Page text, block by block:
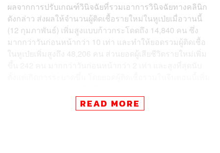
ผลจากการปรับเกณฑ์วินิจฉัยที่รวมเอาการวินิจฉัยทางคลินิก
ดังกล่าว ส่งผลให้จำนวนผู้ติดเชื้อรายใหม่ในหูเป่ยเมื่อวานนี้
(12 กุมภาพันธ์) เพิ่มสูงแบบก้าวกระโดดถึง 14,840 คน ซึ่ง
มากกว่าวันก่อนหน้ากว่า 10 เท่า และทำให้ยอดรวมผู้ติดเชื้อ
ในหูเป่ยเพิ่มสูงถึง 48,206 คน ส่วนยอดผู้เสียชีวิตรายใหม่เพิ่ม
สาเหตุการปรับเกณฑ์วินิจฉัยดังกล่าวเชื่อว่า จะเป็นประโยชน์
READ MORE